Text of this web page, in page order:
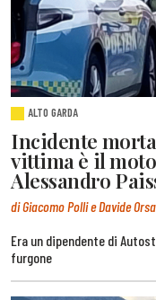
ALTO GARDA
Incidente
vittima è il
Alessandro
di Giacomo Polli e Davide
Era un dipendente di
furgone